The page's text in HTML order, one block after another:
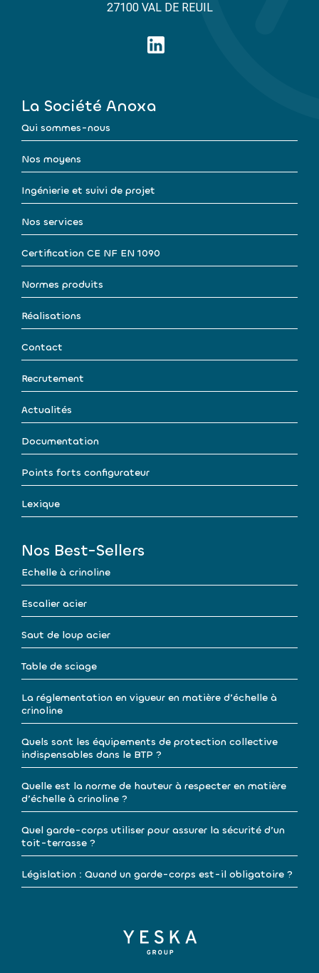
27100 VAL DE REUIL
La Société Anoxa
Qui sommes-nous
Nos moyens
Ingénierie et suivi de projet
Nos services
Certification CE NF EN 1090
Normes produits
Réalisations
Contact
Recrutement
Actualités
Documentation
Points forts configurateur
Lexique
Nos Best-Sellers
Echelle à crinoline
Escalier acier
Saut de loup acier
Table de sciage
La réglementation en vigueur en matière d’échelle à
crinoline
Quels sont les équipements de protection collective
indispensables dans le BTP ?
Quelle est la norme de hauteur à respecter en matière
d’échelle à crinoline ?
Quel garde-corps utiliser pour assurer la sécurité d’un
toit-terrasse ?
Législation : Quand un garde-corps est-il obligatoire ?